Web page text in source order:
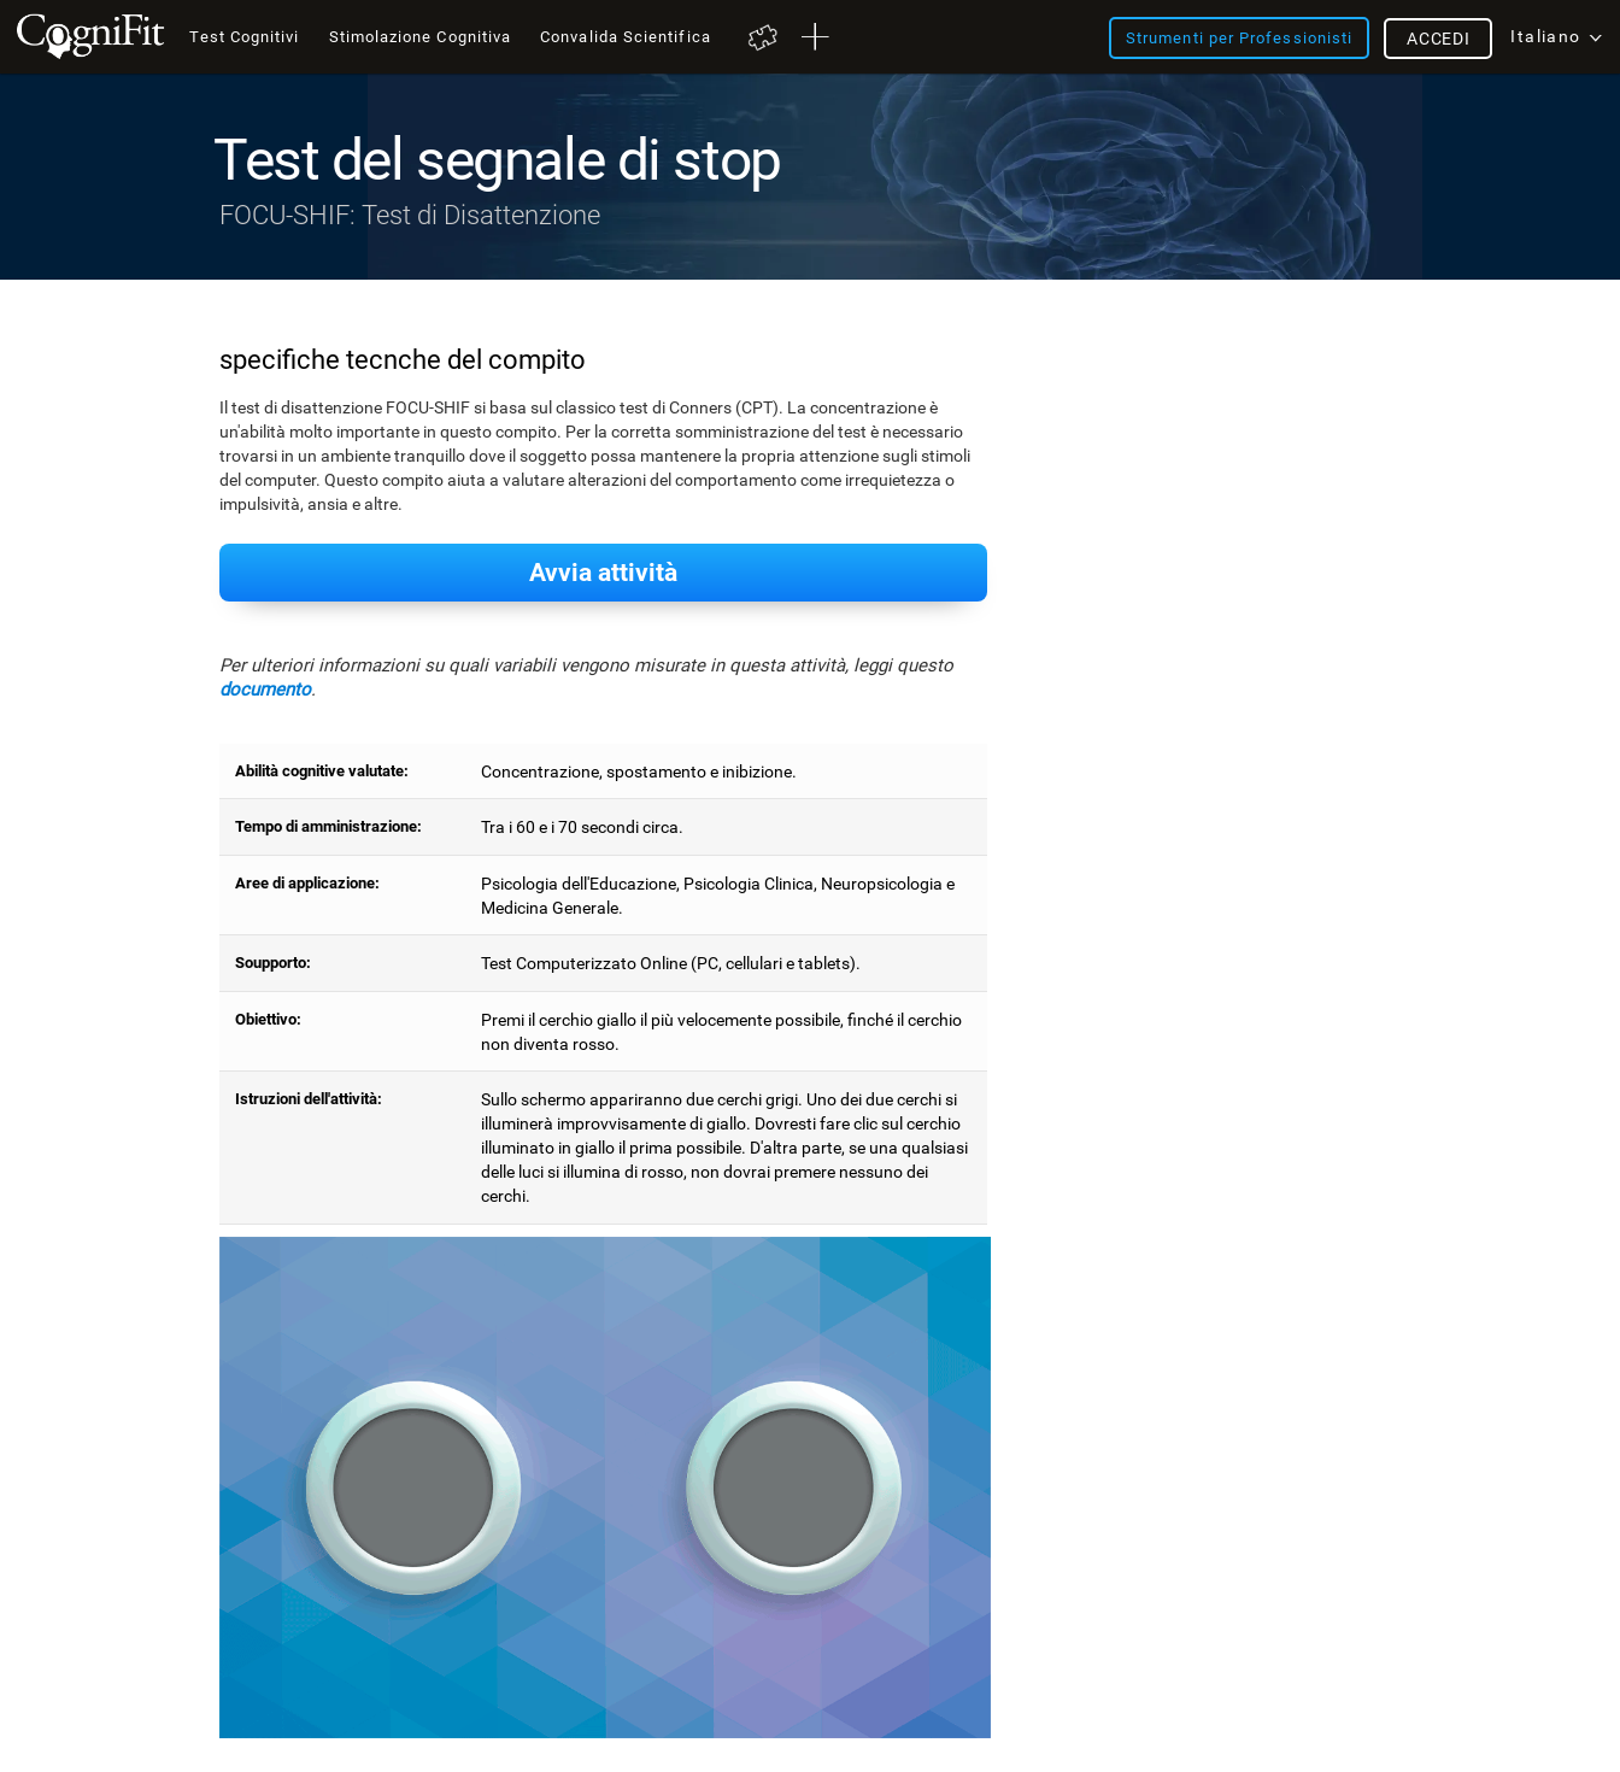
Test Cognitivi Stimolazione Cognitiva Convalida Scientifica Strumenti per Professionisti Italiano
ACCEDI
Test del segnale di stop
FOCU-SHIF: Test di Disattenzione
specifiche tecnche del compito
Il test di disattenzione FOCU-SHIF si basa sul classico test di Conners (CPT). La concentrazione è
un'abilità molto importante in questo compito. Per la corretta somministrazione del test è necessario
trovarsi in un ambiente tranquillo dove il soggetto possa mantenere la propria attenzione sugli stimoli
del computer. Questo compito aiuta a valutare alterazioni del comportamento come irrequietezza o
impulsività, ansia e altre.
Avvia attività
Per ulteriori informazioni su quali variabili vengono misurate in questa attività, leggi questo
documento.
Abilità cognitive valutate: Concentrazione, spostamento e inibizione.
Tempo di amministrazione: Tra i 60 e i 70 secondi circa.
Aree di applicazione:
Psicologia dell'Educazione, Psicologia Clinica, Neuropsicologia e
Medicina Generale.
Soupporto: Test Computerizzato Online (PC, cellulari e tablets).
Obiettivo:
Premi il cerchio giallo il più velocemente possibile, finché il cerchio
non diventa rosso.
Istruzioni dell'attività:
Sullo schermo appariranno due cerchi grigi. Uno dei due cerchi si
illuminerà improvvisamente di giallo. Dovresti fare clic sul cerchio
illuminato in giallo il prima possibile. D'altra parte, se una qualsiasi
delle luci si illumina di rosso, non dovrai premere nessuno dei
cerchi.